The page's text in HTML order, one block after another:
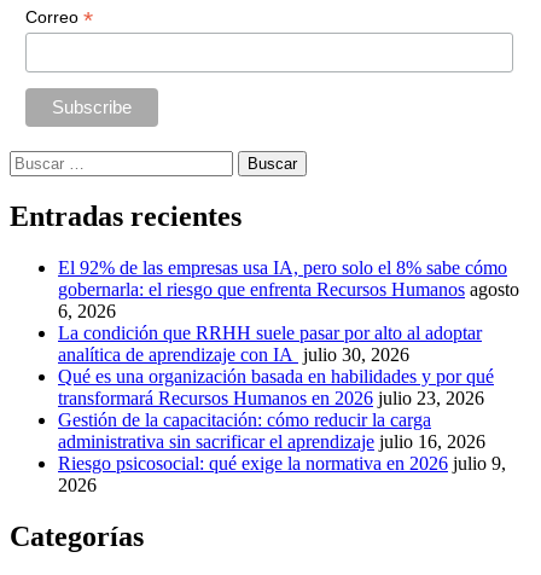
Correo *
Buscar:
Entradas recientes
El 92% de las empresas usa IA, pero solo el 8% sabe cómo
gobernarla: el riesgo que enfrenta Recursos Humanos agosto
6, 2026
La condición que RRHH suele pasar por alto al adoptar
analítica de aprendizaje con IA julio 30, 2026
Qué es una organización basada en habilidades y por qué
transformará Recursos Humanos en 2026 julio 23, 2026
Gestión de la capacitación: cómo reducir la carga
administrativa sin sacrificar el aprendizaje julio 16, 2026
Riesgo psicosocial: qué exige la normativa en 2026 julio 9,
2026
Categorías